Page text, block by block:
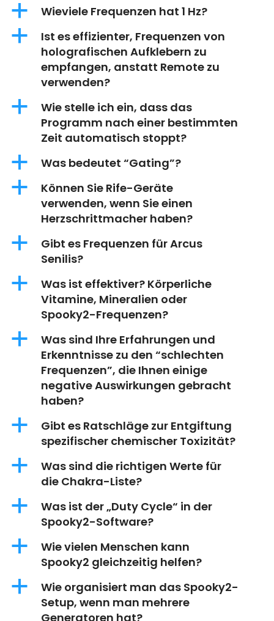
a Wieviele Frequenzen hat 1 Hz?
a
Ist es effizienter, Frequenzen von
holografischen Aufklebern zu
empfangen, anstatt Remote zu
verwenden?
a
Wie stelle ich ein, dass das
Programm nach einer bestimmten
Zeit automatisch stoppt?
a Was bedeutet “Gating”?
a
Können Sie Rife-Geräte
verwenden, wenn Sie einen
Herzschrittmacher haben?
a
Gibt es Frequenzen für Arcus
Senilis?
a
Was ist effektiver? Körperliche
Vitamine, Mineralien oder
Spooky2-Frequenzen?
a
Was sind Ihre Erfahrungen und
Erkenntnisse zu den “schlechten
Frequenzen”, die Ihnen einige
negative Auswirkungen gebracht
haben?
a
Gibt es Ratschläge zur Entgiftung
spezifischer chemischer Toxizität?
a
Was sind die richtigen Werte für
die Chakra-Liste?
a
Was ist der „Duty Cycle“ in der
Spooky2-Software?
a
Wie vielen Menschen kann
Spooky2 gleichzeitig helfen?
a
Wie organisiert man das Spooky2-
Setup, wenn man mehrere
Generatoren hat?